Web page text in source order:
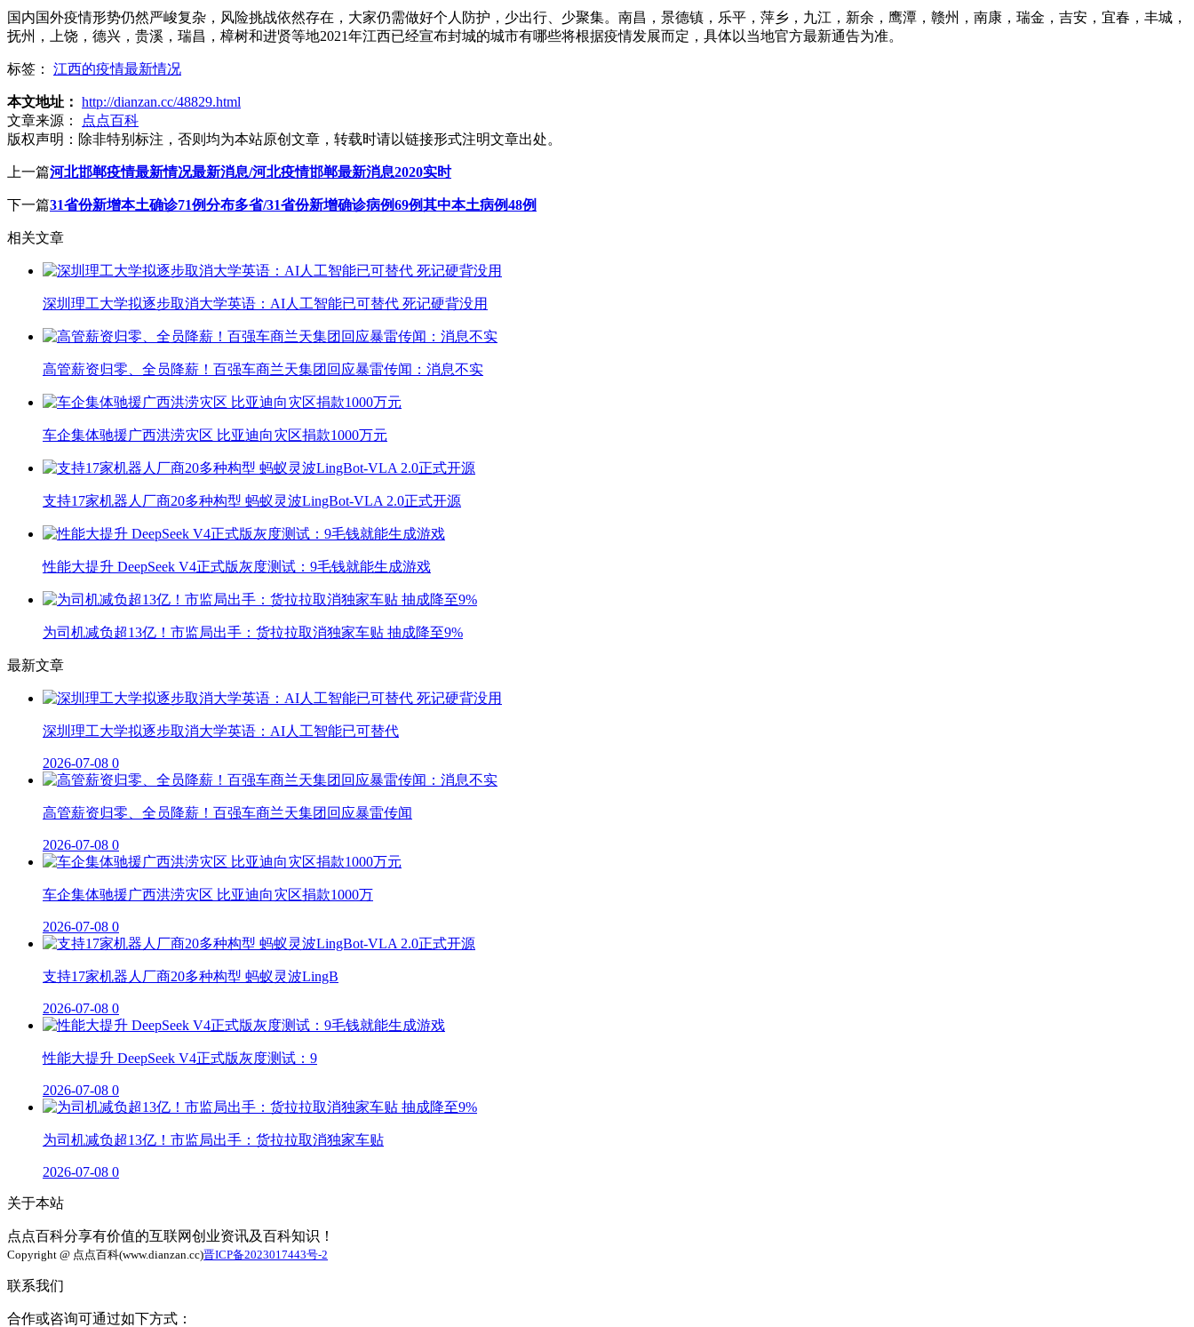
国内国外疫情形势仍然严峻复杂，风险挑战依然存在，大家仍需做好个人防护，少出行、少聚集。南昌，景德镇，乐平，萍乡，九江，新余，鹰潭，赣州，南康，瑞金，吉安，宜春，丰城，
抚州，上饶，德兴，贵溪，瑞昌，樟树和进贤等地2021年江西已经宣布封城的城市有哪些将根据疫情发展而定，具体以当地官方最新通告为准。
标签： 江西的疫情最新情况
本文地址： http://dianzan.cc/48829.html
文章来源：
点点百科
版权声明： 除非特别标注，否则均为本站原创文章，转载时请以链接形式注明文章出处。
上一篇河北邯郸疫情最新情况最新消息/河北疫情邯郸最新消息2020实时
下一篇31省份新增本土确诊71例分布多省/31省份新增确诊病例69例其中本土病例48例
相关文章
深圳理工大学拟逐步取消大学英语：AI人工智能已可替代 死记硬背没用
高管薪资归零、全员降薪！百强车商兰天集团回应暴雷传闻：消息不实
车企集体驰援广西洪涝灾区 比亚迪向灾区捐款1000万元
支持17家机器人厂商20多种构型 蚂蚁灵波LingBot-VLA 2.0正式开源
性能大提升 DeepSeek V4正式版灰度测试：9毛钱就能生成游戏
为司机减负超13亿！市监局出手：货拉拉取消独家车贴 抽成降至9%
最新文章
深圳理工大学拟逐步取消大学英语：AI人工智能已可替代
2026-07-08 0
高管薪资归零、全员降薪！百强车商兰天集团回应暴雷传闻
2026-07-08 0
车企集体驰援广西洪涝灾区 比亚迪向灾区捐款1000万
2026-07-08 0
支持17家机器人厂商20多种构型 蚂蚁灵波LingB
2026-07-08 0
性能大提升 DeepSeek V4正式版灰度测试：9
2026-07-08 0
为司机减负超13亿！市监局出手：货拉拉取消独家车贴
2026-07-08 0
关于本站
点点百科分享有价值的互联网创业资讯及百科知识！
Copyright @ 点点百科(www.dianzan.cc)晋ICP备2023017443号-2
联系我们
合作或咨询可通过如下方式：